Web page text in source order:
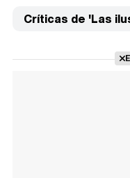
Críticas de 'Las